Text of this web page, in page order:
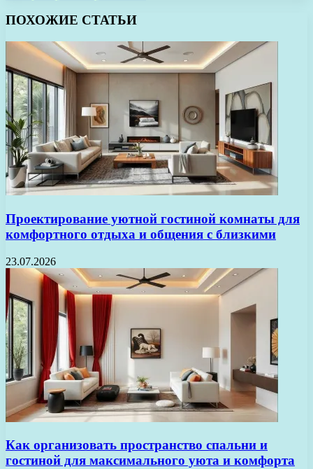
ПОХОЖИЕ СТАТЬИ
Проектирование уютной гостиной комнаты для
комфортного отдыха и общения с близкими
23.07.2026
Как организовать пространство спальни и
гостиной для максимального уюта и комфорта